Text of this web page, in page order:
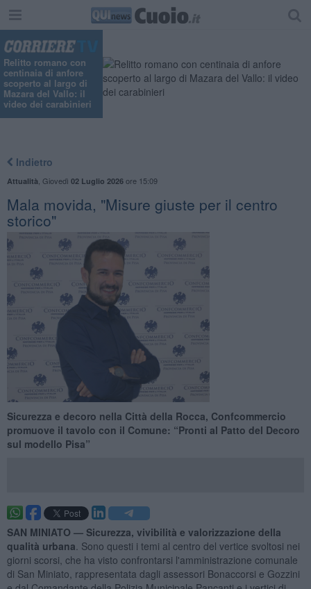
Relitto romano con
centinaia di anfore
scoperto al largo di
Mazara del Vallo: il
video dei carabinieri
Indietro
Attualità Giovedì 02 Luglio 2026ore 15:09
Mala movida, "Misure giuste per il centro
storico"
​Sicurezza e decoro nella Città della Rocca, Confcommercio
promuove il tavolo con il Comune: “Pronti al Patto del Decoro
sul modello Pisa”
SAN MINIATO — Sicurezza, vivibilità e valorizzazione della
qualità urbana . Sono questi i temi al centro del vertice svoltosi nei
giorni scorsi, che ha visto confrontarsi l'amministrazione comunale
di San Miniato, rappresentata dagli assessori Bonaccorsi e Gozzini